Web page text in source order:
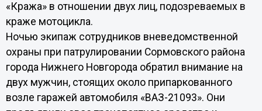
«Кража» в отношении двух лиц, подозреваемых в
краже мотоцикла.
Ночью экипаж сотрудников вневедомственной
охраны при патрулировании Сормовского района
города Нижнего Новгорода обратил внимание на
двух мужчин, стоящих около припаркованного
возле гаражей автомобиля «ВАЗ-21093». Они